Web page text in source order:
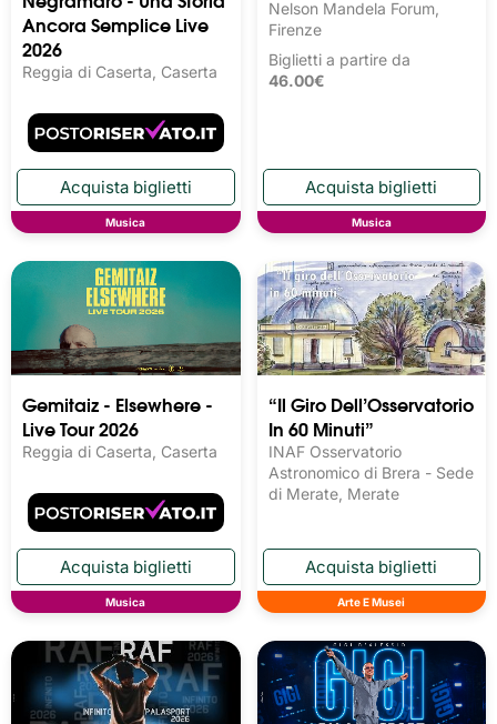
Ancora Semplice Live
2026
Reggia di Caserta, Caserta
Musica
Nelson Mandela Forum,
Firenze
Biglietti a partire da
46.00€
Musica
Gemitaiz - Elsewhere -
Live Tour 2026
Reggia di Caserta, Caserta
Musica
“Il Giro Dell’Osservatorio
In 60 Minuti”
INAF Osservatorio
Astronomico di Brera - Sede
di Merate, Merate
Arte E Musei